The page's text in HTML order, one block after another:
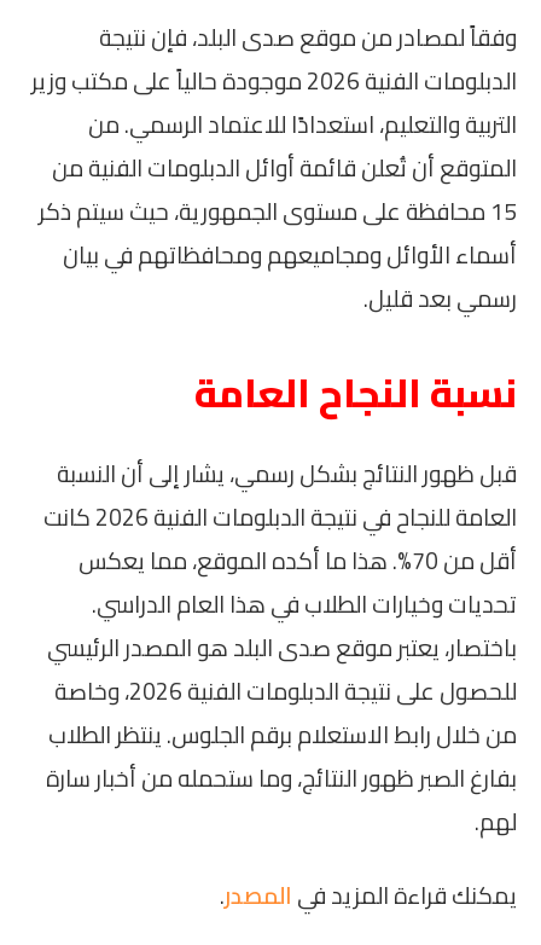
وفقاً لمصادر من موقع صدى البلد، فإن نتيجة
الدبلومات الفنية 2026 موجودة حالياً على مكتب وزير
التربية والتعليم، استعدادًا للاعتماد الرسمي. من
المتوقع أن تُعلن قائمة أوائل الدبلومات الفنية من
15 محافظة على مستوى الجمهورية، حيث سيتم ذكر
أسماء الأوائل ومجاميعهم ومحافظاتهم في بيان
رسمي بعد قليل.
نسبة النجاح العامة
قبل ظهور النتائج بشكل رسمي، يشار إلى أن النسبة
العامة للنجاح في نتيجة الدبلومات الفنية 2026 كانت
أقل من 70%. هذا ما أكده الموقع، مما يعكس
تحديات وخيارات الطلاب في هذا العام الدراسي.
باختصار، يعتبر موقع صدى البلد هو المصدر الرئيسي
للحصول على نتيجة الدبلومات الفنية 2026، وخاصة
من خلال رابط الاستعلام برقم الجلوس. ينتظر الطلاب
بفارغ الصبر ظهور النتائج، وما ستحمله من أخبار سارة
لهم.
يمكنك قراءة المزيد فيالمصدر.